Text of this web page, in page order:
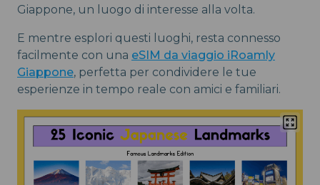
Giappone, un luogo di interesse alla volta.
E mentre esplori questi luoghi, resta connesso
facilmente con una eSIM da viaggio iRoamly
Giappone, perfetta per condividere le tue
esperienze in tempo reale con amici e familiari.